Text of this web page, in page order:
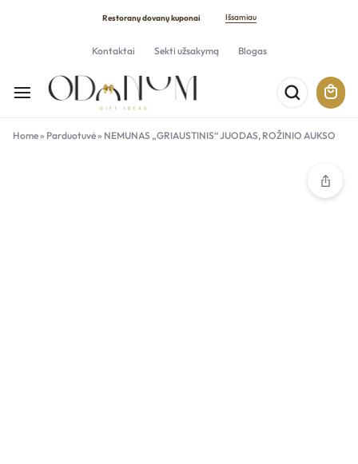
Restoranų dovanų kuponai Išsamiau
Kontaktai Sekti užsakymą Blogas
Home» Parduotuvė» NEMUNAS „GRIAUSTINIS“ JUODAS, ROŽINIO AUKSO